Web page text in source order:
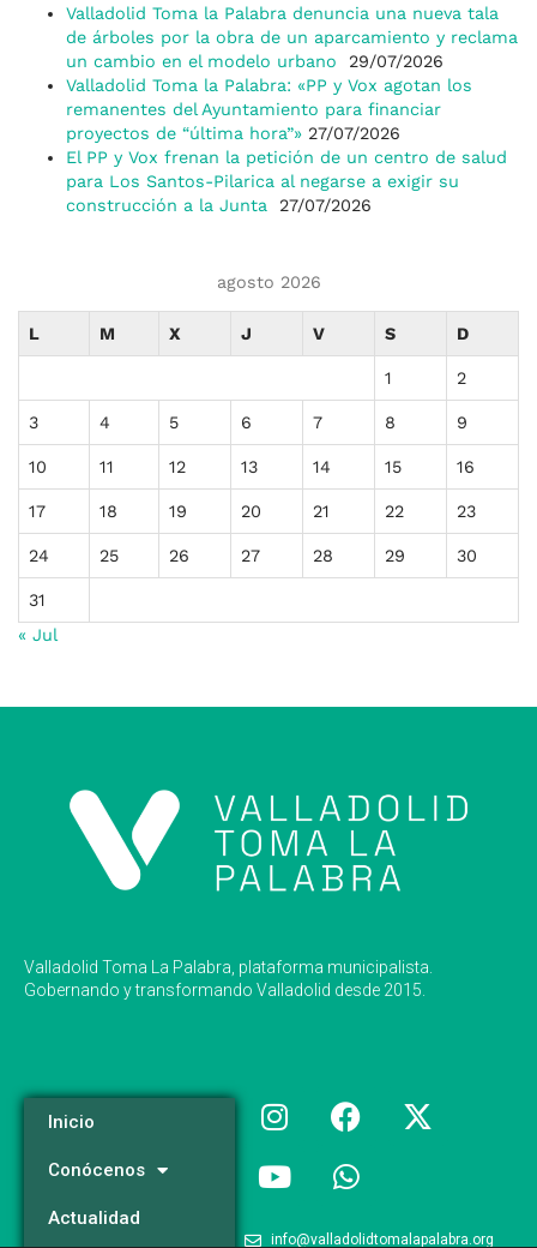
Valladolid Toma la Palabra denuncia una nueva tala
de árboles por la obra de un aparcamiento y reclama
un cambio en el modelo urbano
29/07/2026
Valladolid Toma la Palabra: «PP y Vox agotan los
remanentes del Ayuntamiento para financiar
proyectos de “última hora”» 27/07/2026
El PP y Vox frenan la petición de un centro de salud
para Los Santos-Pilarica al negarse a exigir su
construcción a la Junta
27/07/2026
agosto 2026
L M X J V S D
1 2
3 4 5 6 7 8 9
10 11 12 13 14 15 16
17 18 19 20 21 22 23
24 25 26 27 28 29 30
31
« Jul
Valladolid Toma La Palabra, plataforma municipalista.
Gobernando y transformando Valladolid desde 2015.
Inicio
Conócenos
Actualidad
info@valladolidtomalapalabra.org